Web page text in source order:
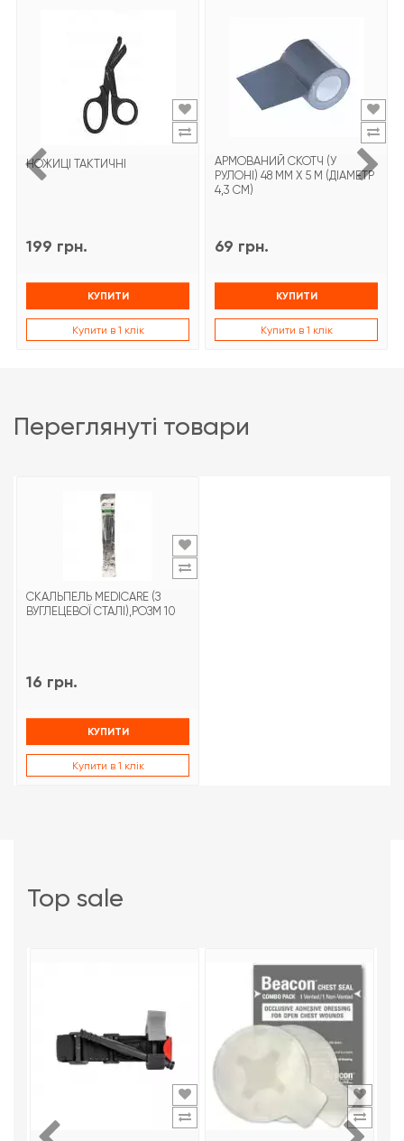
НОЖИЦІ ТАКТИЧНІ
199 грн.
КУПИТИ
Купити в 1 клік
АРМОВАНИЙ СКОТЧ (У
РУЛОНІ) 48 ММ Х 5 М (ДІАМЕТР
4,3 СМ)
69 грн.
КУПИТИ
Купити в 1 клік
переглянуті товари
СКАЛЬПЕЛЬ MEDICARE (З
ВУГЛЕЦЕВОЇ СТАЛІ),РОЗМ 10
16 грн.
КУПИТИ
Купити в 1 клік
top sale